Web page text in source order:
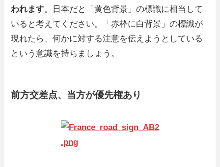
われます。日本だと「黄色背景」の標識に相当して
いると考えてください。「赤枠に白背景」の標識が
現れたら、何かに対する注意を伝えようとしている
という意識を持ちましょう。
前方交差点、当方が優先権あり